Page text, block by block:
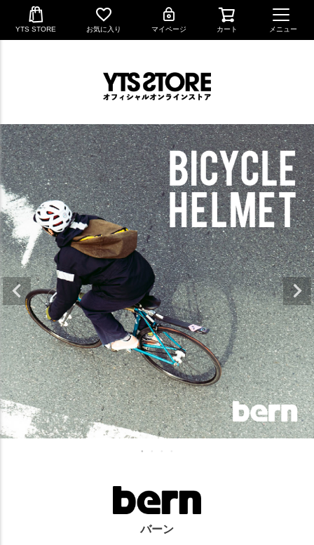
YTS STORE お気に入り マイページ カート メニュー
バーン